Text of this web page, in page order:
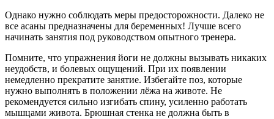
Однако нужно соблюдать меры предосторожности. Далеко не
все асаны предназначены для беременных! Лучше всего
начинать занятия под руководством опытного тренера.
Помните, что упражнения йоги не должны вызывать никаких
неудобств, и болевых ощущений. При их появлении
немедленно прекратите занятие. Избегайте поз, которые
нужно выполнять в положении лёжа на животе. Не
рекомендуется сильно изгибать спину, усиленно работать
мышцами живота. Брюшная стенка не должна быть в